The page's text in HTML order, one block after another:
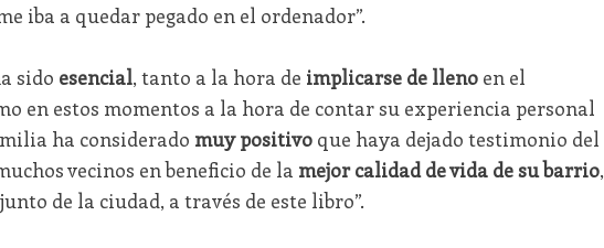
iba a quedar pegado en el ordenador”.
sido esencial, tanto a la hora de implicarse de llenoen el
en estos momentos a la hora de contar su experiencia personal
ha considerado muy positivoque haya dejado testimonio del
vecinos en beneficio de la mejor calidad de vida de su barrio,
de la ciudad, a través de este libro”.